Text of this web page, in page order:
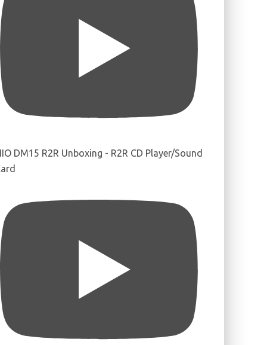
DM15 R2R Unboxing - R2R CD Player/Sound